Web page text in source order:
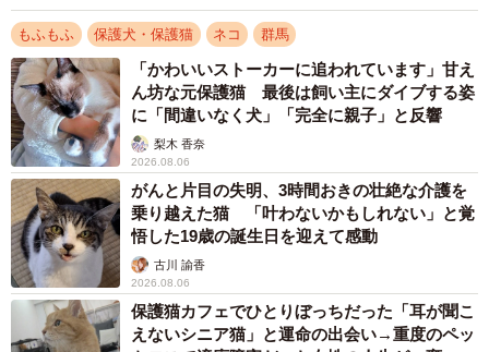
もふもふ 保護犬・保護猫 ネコ 群馬
「かわいいストーカーに追われています」甘え
ん坊な元保護猫 最後は飼い主にダイブする姿
に「間違いなく犬」「完全に親子」と反響
梨木 香奈
2026.08.06
がんと片目の失明、3時間おきの壮絶な介護を
乗り越えた猫 「叶わないかもしれない」と覚
悟した19歳の誕生日を迎えて感動
古川 諭香
2026.08.06
保護猫カフェでひとりぼっちだった「耳が聞こ
えないシニア猫」と運命の出会い→重度のペッ